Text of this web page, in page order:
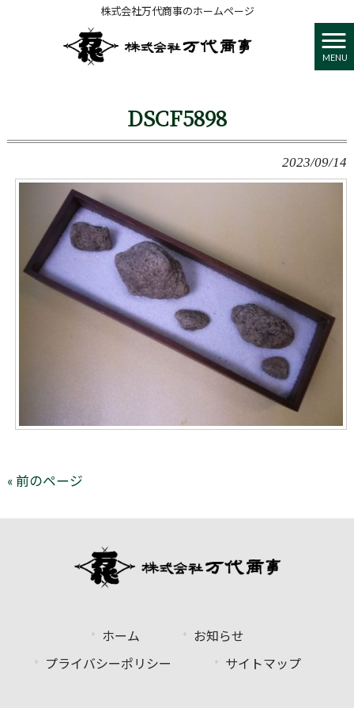
株式会社万代商事のホームページ
MENU
株式会社 万代商事 HOME > 箱庭作ってみました > DSCF5898
DSCF5898
2023/09/14
« 前のページ
ホーム
お知らせ
プライバシーポリシー
サイトマップ